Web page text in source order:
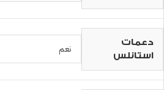
دعمات
استانلس
نعم